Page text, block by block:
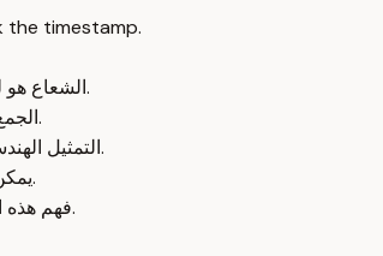
timestamp.
الشعاع هو لبنة أساسية في الجبر الخطي وله تعريفات متعددة حسب التخصص.
الجمع والضرب بالأعداد هما العمليتان الأساسيتان في التعامل مع الأشعة.
التمثيل الهندسي للشعاع كسهم يبدأ من مركز الإحداثيات مهم لفهم الجبر الخطي.
يمكن تمثيل الأشعة بإحداثيات ثنائية أو ثلاثية الأبعاد حسب فضاء الدراسة.
فهم هذه المفاهيم يسهل الانتقال بين التمثيلات المختلفة ويعزز تحليل البيانات.